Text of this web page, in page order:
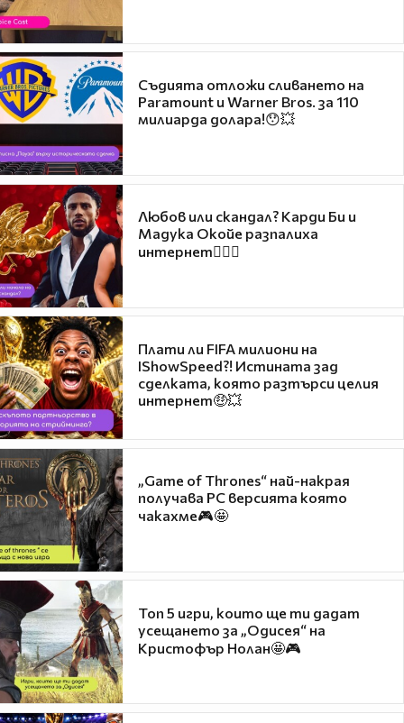
Съдията отложи сливането на
Paramount и Warner Bros. за 110
милиарда долара!😯💥
Любов или скандал? Карди Би и
Мадука Окойе разпалиха
интернет❤️‍🔥🔥
Плати ли FIFA милиони на
IShowSpeed?! Истината зад
сделката, която разтърси целия
интернет🤑💥
„Game of Thrones“ най-накрая
получава PC версията която
чакахме🎮🤩
Топ 5 игри, които ще ти дадат
усещането за „Одисея“ на
Кристофър Нолан🤩🎮